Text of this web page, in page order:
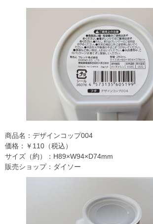
商品名：デザインコップ004
価格：￥110（税込）
サイズ（約）：H89×W94×D74mm
販売ショップ：ダイソー